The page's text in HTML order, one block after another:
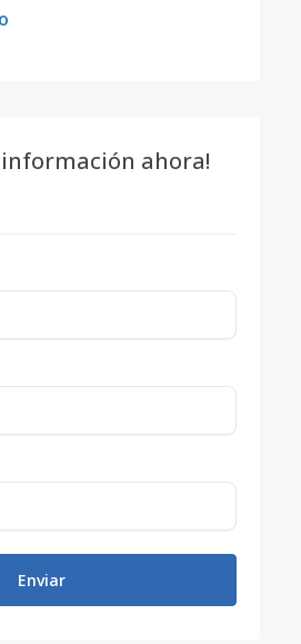
ahora!
Enviar